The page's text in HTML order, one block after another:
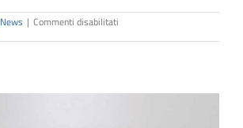
News | Commenti disabilitati
Protetto